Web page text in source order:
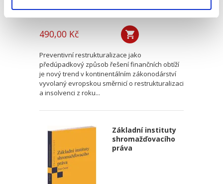
a
490,00 Kč
Preventivní restrukturalizace jako
předúpadkový způsob řešení finančních obtíží
je nový trend v kontinentálním zákonodárství
vyvolaný evropskou směrnicí o restrukturalizaci
a insolvenci z roku...
Základní instituty
shromažďovacího
práva